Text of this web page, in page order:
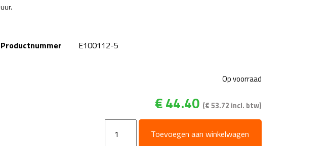
uur.
Productnummer E100112-5
€44.40 (€53.72 incl. btw)
Op voorraad
Toevoegen aan winkelwagen